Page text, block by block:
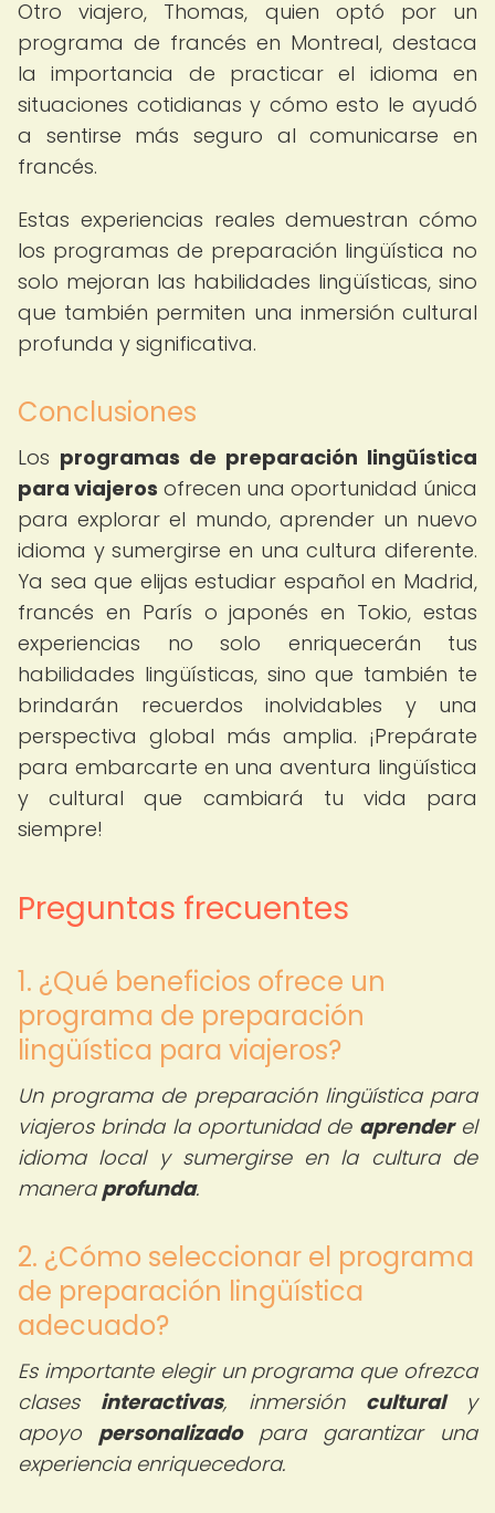
Otro viajero, Thomas, quien optó por un
programa de francés en Montreal, destaca
la importancia de practicar el idioma en
situaciones cotidianas y cómo esto le ayudó
a sentirse más seguro al comunicarse en
francés.
Estas experiencias reales demuestran cómo
los programas de preparación lingüística no
solo mejoran las habilidades lingüísticas, sino
que también permiten una inmersión cultural
profunda y significativa.
Conclusiones
Los programas de preparación lingüística
para viajeros ofrecen una oportunidad única
para explorar el mundo, aprender un nuevo
idioma y sumergirse en una cultura diferente.
Ya sea que elijas estudiar español en Madrid,
francés en París o japonés en Tokio, estas
experiencias no solo enriquecerán tus
habilidades lingüísticas, sino que también te
brindarán recuerdos inolvidables y una
perspectiva global más amplia. ¡Prepárate
para embarcarte en una aventura lingüística
y cultural que cambiará tu vida para
siempre!
Preguntas frecuentes
1. ¿Qué beneficios ofrece un
programa de preparación
lingüística para viajeros?
Un programa de preparación lingüística para
viajeros brinda la oportunidad de aprenderel
idioma local y sumergirse en la cultura de
manera profunda.
2. ¿Cómo seleccionar el programa
de preparación lingüística
adecuado?
Es importante elegir un programa que ofrezca
clases interactivas, inmersión culturaly
apoyo personalizadopara garantizar una
experiencia enriquecedora.